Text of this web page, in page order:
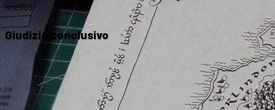
anello).
Giudizio conclusivo